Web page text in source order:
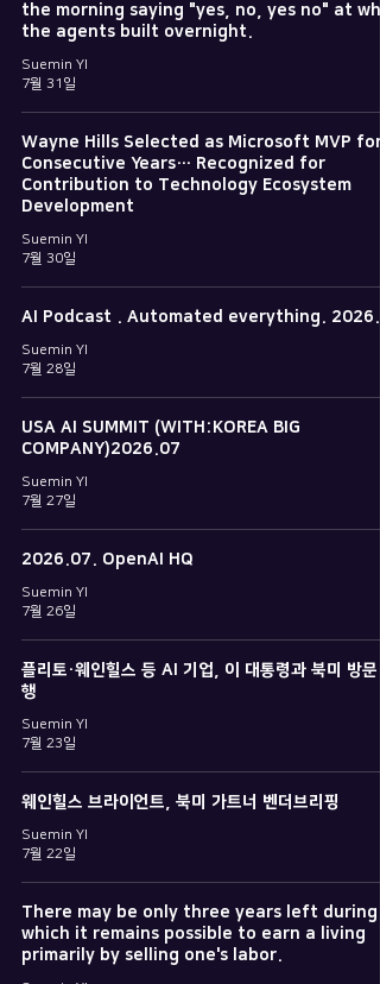
the morning saying "yes, no, yes no" at
the agents built overnight.
Suemin YI
7월 31일
Wayne Hills Selected as Microsoft MVP for
Consecutive Years… Recognized for
Contribution to Technology Ecosystem
Development
Suemin YI
7월 30일
AI Podcast . Automated everything.
Suemin YI
7월 28일
USA AI SUMMIT (WITH:KOREA BIG
COMPANY)2026.07
Suemin YI
7월 27일
2026.07. OpenAI HQ
Suemin YI
7월 26일
플리토·웨인힐스 등 AI 기업, 이 대통령과 북미 방문
행
Suemin YI
7월 23일
웨인힐스 브라이언트, 북미 가트너 벤더브리핑
Suemin YI
7월 22일
There may be only three years left during
which it remains possible to earn a living
primarily by selling one's labor.